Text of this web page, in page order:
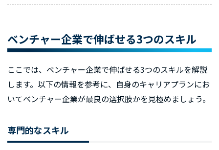
ベンチャー企業で伸ばせる3つのスキル
ここでは、ベンチャー企業で伸ばせる3つのスキルを解説
します。以下の情報を参考に、自身のキャリアプランにお
いてベンチャー企業が最良の選択肢かを見極めましょう。
専門的なスキル